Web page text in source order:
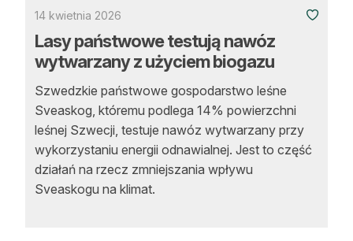
14 kwietnia 2026
Lasy państwowe testują nawóz
wytwarzany z użyciem biogazu
Szwedzkie państwowe gospodarstwo leśne
Sveaskog, któremu podlega 14% powierzchni
leśnej Szwecji, testuje nawóz wytwarzany przy
wykorzystaniu energii odnawialnej. Jest to część
działań na rzecz zmniejszania wpływu
Sveaskogu na klimat.